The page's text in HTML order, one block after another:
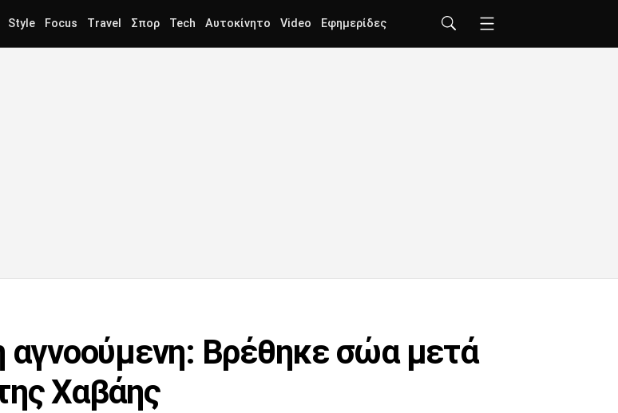
Style Focus Travel Σπορ Tech Αυτοκίνητο Video Εφημερίδες
αγνοούμενη: Βρέθηκε σώα μετά
Χαβάης